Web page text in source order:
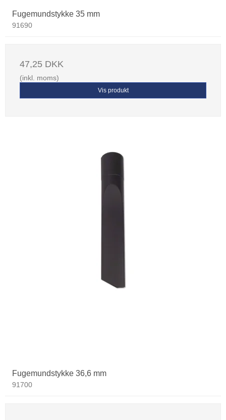
Fugemundstykke 35 mm
91690
47,25 DKK
(inkl. moms)
Vis produkt
Fugemundstykke 36,6 mm
91700